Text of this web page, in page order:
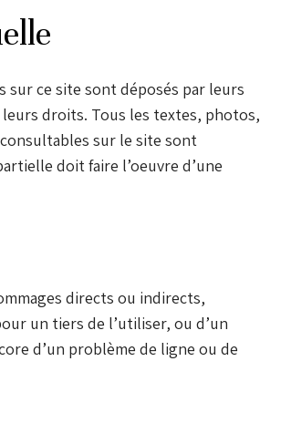
sur ce site sont déposés par leurs
droits. Tous les textes, photos,
sur le site sont
doit faire l’oeuvre d’une
directs ou indirects,
un tiers de l’utiliser, ou d’un
d’un problème de ligne ou de